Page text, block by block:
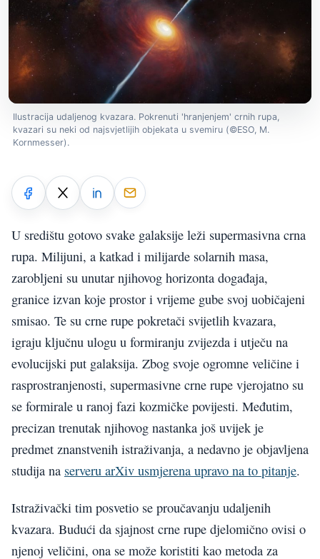
Ilustracija udaljenog kvazara. Pokrenuti 'hranjenjem' crnih rupa,
kvazari su neki od najsvjetlijih objekata u svemiru (©ESO, M.
Kornmesser).
U središtu gotovo svake galaksije leži supermasivna crna
rupa. Milijuni, a katkad i milijarde solarnih masa,
zarobljeni su unutar njihovog horizonta događaja,
granice izvan koje prostor i vrijeme gube svoj uobičajeni
smisao. Te su crne rupe pokretači svijetlih kvazara,
igraju ključnu ulogu u formiranju zvijezda i utječu na
evolucijski put galaksija. Zbog svoje ogromne veličine i
rasprostranjenosti, supermasivne crne rupe vjerojatno su
se formirale u ranoj fazi kozmičke povijesti. Međutim,
precizan trenutak njihovog nastanka još uvijek je
predmet znanstvenih istraživanja, a nedavno je objavljena
studija na serveru arXiv usmjerena upravo na to pitanje.
Istraživački tim posvetio se proučavanju udaljenih
kvazara. Budući da sjajnost crne rupe djelomično ovisi o
njenoj veličini, ona se može koristiti kao metoda za